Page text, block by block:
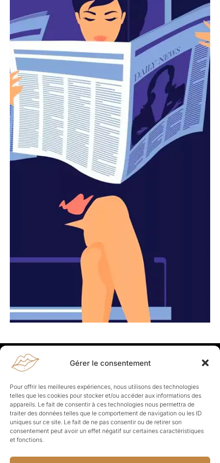
Gérer le consentement
Pour offrir les meilleures expériences, nous utilisons des technologies
telles que les cookies pour stocker et/ou accéder aux informations des
appareils. Le fait de consentir à ces technologies nous permettra de
traiter des données telles que le comportement de navigation ou les ID
uniques sur ce site. Le fait de ne pas consentir ou de retirer son
consentement peut avoir un effet négatif sur certaines caractéristiques
et fonctions.
Rapporteuses
À propos de Rapporteuses :Rapporteuses, c’est l’histoire de
Parisiennes, bien dans leurs baskets qui aiment rapporter ce qui leur
cause, leur apporte et leur rapporte !
Les Topics
Société Politique Business Culture
Sport
Lifestyle